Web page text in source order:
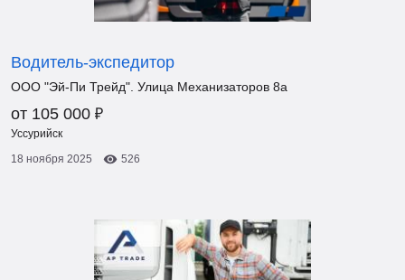
Водитель-экспедитор
ООО "Эй-Пи Трейд". Улица Механизаторов 8а
от 105 000 ₽
Уссурийск
18 ноября 2025
526